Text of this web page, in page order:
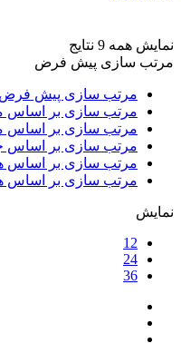
برند ها +
نمایش همه 9 نتایج
مرتب سازی پیش فرض
مرتب سازی پیش فرض
مرتب سازی بر اساس
مرتب سازی بر اساس
مرتب سازی بر اساس
مرتب سازی بر اساس
مرتب سازی بر اساس
نمایش
12
24
36